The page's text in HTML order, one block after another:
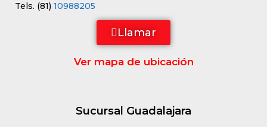
Tels. (81) 10988205
Llamar
Ver mapa de ubicación
Sucursal Guadalajara